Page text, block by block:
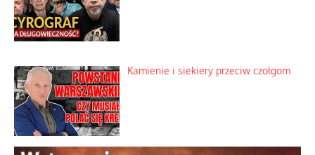
Kamienie i siekiery przeciw czołgom